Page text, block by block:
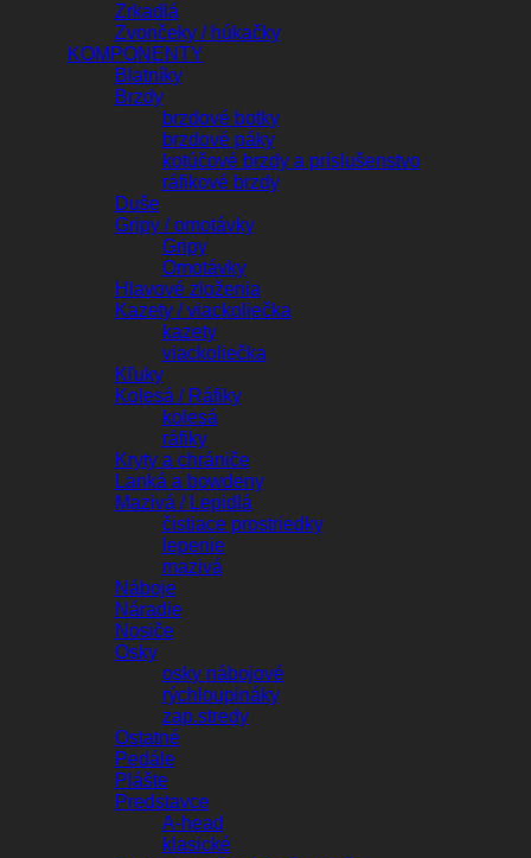
Zrkadlá
Zvončeky / húkačky
KOMPONENTY
Blatníky
Brzdy
brzdové botky
brzdové páky
kotúčové brzdy a príslušenstvo
ráfikové brzdy
Duše
Gripy / omotávky
Gripy
Omotávky
Hlavové zloženia
Kazety / viackoliečka
kazety
viackoliečka
Kľuky
Kolesá / Ráfiky
kolesá
ráfiky
Kryty a chrániče
Lanká a bowdeny
Mazivá / Lepidlá
čistiace prostriedky
lepenie
mazivá
Náboje
Náradie
Nosiče
Osky
osky nábojové
rýchloupináky
zap.stredy
Ostatné
Pedále
Plášte
Predstavce
A-head
klasické